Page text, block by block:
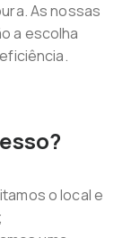
As nossas
a escolha
o local e